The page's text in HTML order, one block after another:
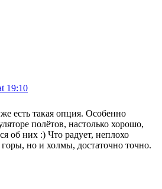
19:10
есть такая опция. Особенно
полётов, настолько хорошо,
об них :) Что радует, неплохо
но и холмы, достаточно точно.